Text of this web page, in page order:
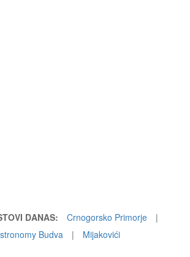
DANAS: Crnogorsko Primorje
|
Budva
| Mijakovići